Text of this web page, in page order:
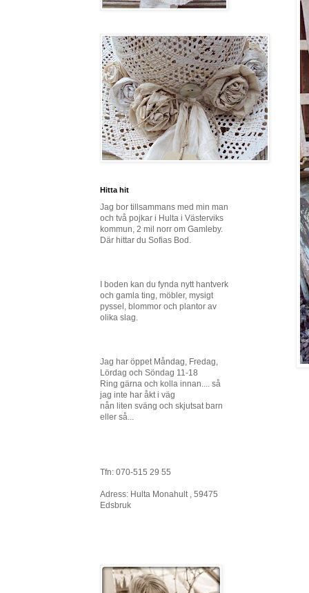
Hitta hit
Jag bor tillsammans med min man
och två pojkar i Hulta i Västerviks
kommun, 2 mil norr om Gamleby.
Där hittar du Sofias Bod.
I boden kan du fynda nytt hantverk
och gamla ting, möbler, mysigt
pyssel, blommor och plantor av
olika slag.
Jag har öppet Måndag, Fredag,
Lördag och Söndag 11-18
Ring gärna och kolla innan.... så
jag inte har åkt i väg
nån liten sväng och skjutsat barn
eller så...
Tfn: 070-515 29 55
Adress: Hulta Monahult , 59475
Edsbruk